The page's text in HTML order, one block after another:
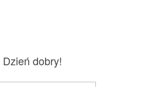
Dzień dobry!